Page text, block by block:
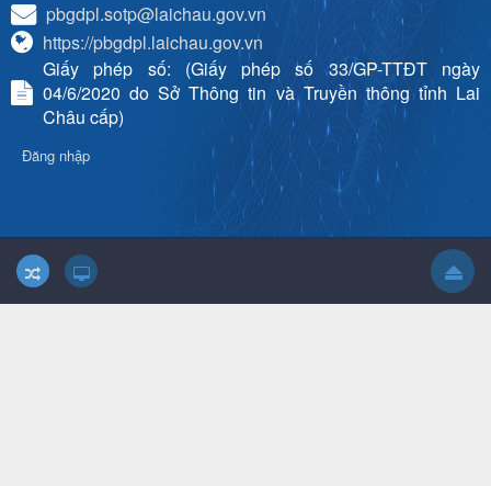
pbgdpl.sotp@laichau.gov.vn
https://pbgdpl.laichau.gov.vn
Giấy phép số: (Giấy phép số 33/GP-TTĐT ngày
04/6/2020 do Sở Thông tin và Truyền thông tỉnh Lai
Châu cấp)
Đăng nhập